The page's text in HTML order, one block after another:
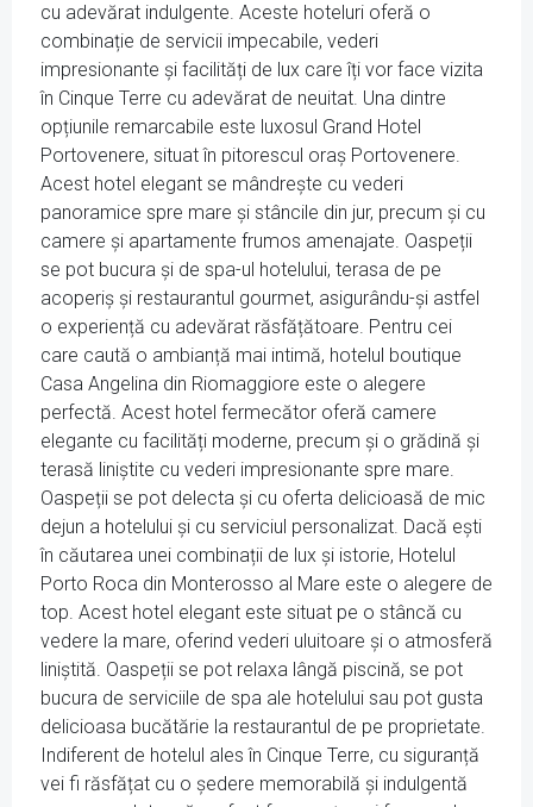
cu adevărat indulgente. Aceste hoteluri oferă o
combinație de servicii impecabile, vederi
impresionante și facilități de lux care îți vor face vizita
în Cinque Terre cu adevărat de neuitat. Una dintre
opțiunile remarcabile este luxosul Grand Hotel
Portovenere, situat în pitorescul oraș Portovenere.
Acest hotel elegant se mândrește cu vederi
panoramice spre mare și stâncile din jur, precum și cu
camere și apartamente frumos amenajate. Oaspeții
se pot bucura și de spa-ul hotelului, terasa de pe
acoperiș și restaurantul gourmet, asigurându-și astfel
o experiență cu adevărat răsfățătoare. Pentru cei
care caută o ambianță mai intimă, hotelul boutique
Casa Angelina din Riomaggiore este o alegere
perfectă. Acest hotel fermecător oferă camere
elegante cu facilități moderne, precum și o grădină și
terasă liniștite cu vederi impresionante spre mare.
Oaspeții se pot delecta și cu oferta delicioasă de mic
dejun a hotelului și cu serviciul personalizat. Dacă ești
în căutarea unei combinații de lux și istorie, Hotelul
Porto Roca din Monterosso al Mare este o alegere de
top. Acest hotel elegant este situat pe o stâncă cu
vedere la mare, oferind vederi uluitoare și o atmosferă
liniștită. Oaspeții se pot relaxa lângă piscină, se pot
bucura de serviciile de spa ale hotelului sau pot gusta
delicioasa bucătărie la restaurantul de pe proprietate.
Indiferent de hotelul ales în Cinque Terre, cu siguranță
vei fi răsfățat cu o ședere memorabilă și indulgentă